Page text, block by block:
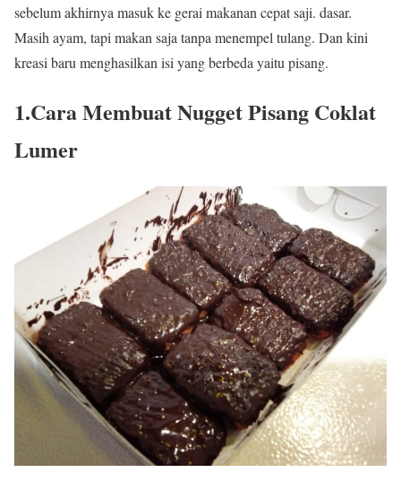
sebelum akhirnya masuk ke gerai makanan cepat saji. dasar.
Masih ayam, tapi makan saja tanpa menempel tulang. Dan kini
kreasi baru menghasilkan isi yang berbeda yaitu pisang.
1.Cara Membuat Nugget Pisang Coklat
Lumer